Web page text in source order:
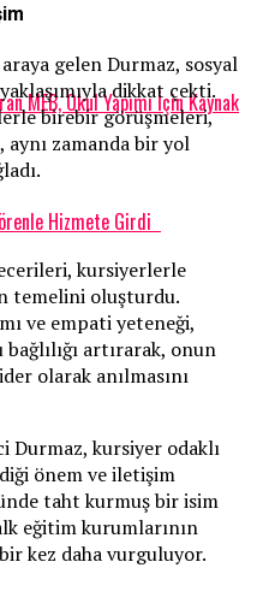
MEB, Okul Yapımı İçin Kaynak
Hizmete Girdi
gelen Durmaz, sosyal
dikkat çekti.
birebir görüşmeleri,
zamanda bir yol
kursiyerlerle
temelini oluşturdu.
ve empati yeteneği,
artırarak, onun
olarak anılmasını
Durmaz, kursiyer odaklı
önem ve iletişim
taht kurmuş bir isim
eğitim kurumlarının
kez daha vurguluyor.